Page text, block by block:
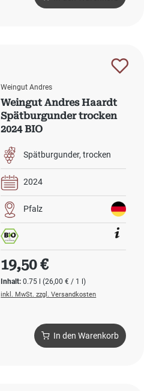
Weingut Andres
Weingut Andres Haardt
Spätburgunder trocken
2024 BIO
Spätburgunder trocken
2024
Pfalz
Inhalt:0.75 l(26,00 € / 1 l)
Regulärer Preis:
19,50 €
inkl. MwSt. zzgl. Versandkosten
In den Warenkorb